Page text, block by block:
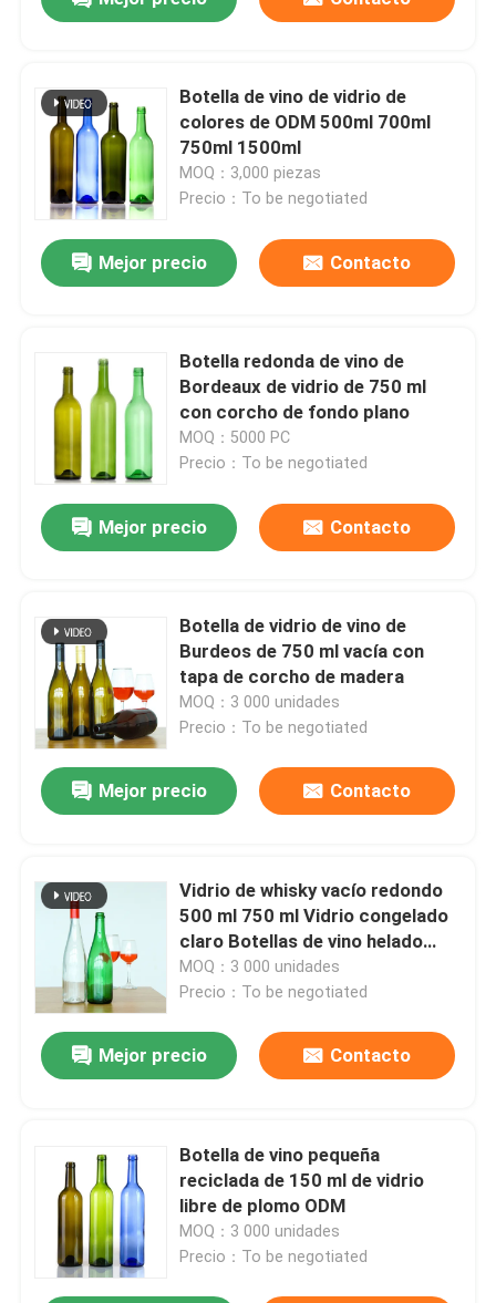
Botella de vino de vidrio de
colores de ODM 500ml 700ml
750ml 1500ml
MOQ：3,000 piezas
Precio：To be negotiated
Mejor precio Contacto
Botella redonda de vino de
Bordeaux de vidrio de 750 ml
con corcho de fondo plano
MOQ：5000 PC
Precio：To be negotiated
Mejor precio Contacto
Botella de vidrio de vino de
Burdeos de 750 ml vacía con
tapa de corcho de madera
MOQ：3 000 unidades
Precio：To be negotiated
Mejor precio Contacto
Vidrio de whisky vacío redondo
500 ml 750 ml Vidrio congelado
claro Botellas de vino helado
Botella de vino helado Botella de
licor
MOQ：3 000 unidades
Precio：To be negotiated
Mejor precio Contacto
Botella de vino pequeña
reciclada de 150 ml de vidrio
libre de plomo ODM
MOQ：3 000 unidades
Precio：To be negotiated